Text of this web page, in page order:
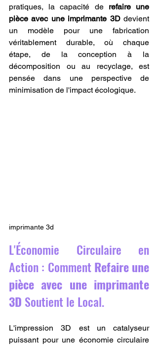
pratiques, la capacité de refaire une
pièce avec une imprimante 3D devient
un modèle pour une fabrication
véritablement durable, où chaque
étape, de la conception à la
décomposition ou au recyclage, est
pensée dans une perspective de
minimisation de l'impact écologique.
imprimante 3d
L'Économie Circulaire en
Action : Comment Refaire une
pièce avec une imprimante
3D Soutient le Local.
L'impression 3D est un catalyseur
puissant pour une économie circulaire